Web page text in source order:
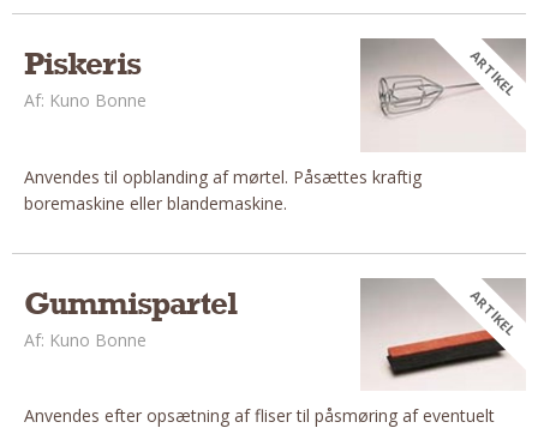
Rengøring Af Overflader
Pletleksikon
ARTIKEL
Piskeris
Af: Kuno Bonne
Anvendes til opblanding af mørtel. Påsættes kraftig
boremaskine eller blandemaskine.
ARTIKEL
Gummispartel
Af: Kuno Bonne
Anvendes efter opsætning af fliser til påsmøring af eventuelt